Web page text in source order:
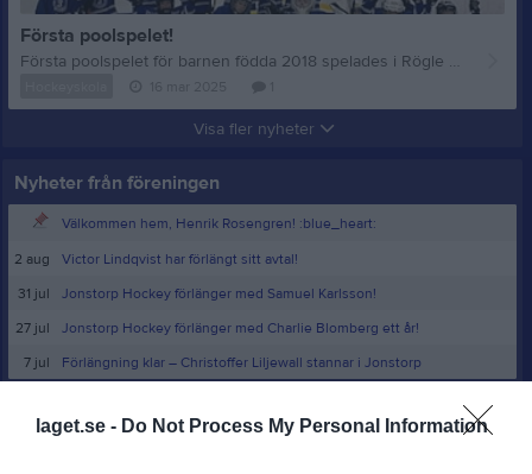
laget.se - Do Not Process My Personal Information
Första poolspelet!
Första poolspelet för barnen födda 2018 spelades i Rögle förra helgen. Nästa helg (22/3) arrangerar vi vårt första egna poolspel i Tigerdome. Kom och heja på våra tigrar! 13.35 är det pucknedsläpp!
Visa fler nyheter
Nyheter från föreningen
Välkommen hem, Henrik Rosengren! :blue_heart:
2 aug
Victor Lindqvist har förlängt sitt avtal!
31 jul
Jonstorp Hockey förlänger med Samuel Karlsson!
27 jul
Jonstorp Hockey förlänger med Charlie Blomberg ett år!
7 jul
Förlängning klar – Christoffer Liljewall stannar i Jonstorp